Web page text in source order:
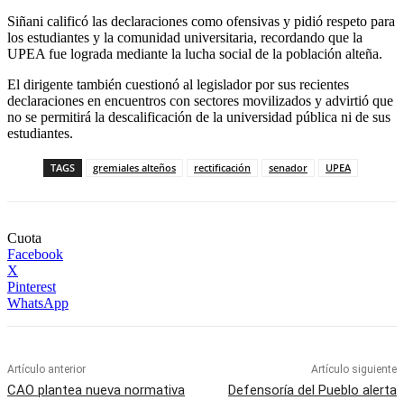
Siñani calificó las declaraciones como ofensivas y pidió respeto para
los estudiantes y la comunidad universitaria, recordando que la
UPEA fue lograda mediante la lucha social de la población alteña.
El dirigente también cuestionó al legislador por sus recientes
declaraciones en encuentros con sectores movilizados y advirtió que
no se permitirá la descalificación de la universidad pública ni de sus
estudiantes.
TAGS gremiales alteños rectificación senador UPEA
Cuota
Facebook
X
Pinterest
WhatsApp
Artículo anterior
CAO plantea nueva normativa
Artículo siguiente
Defensoría del Pueblo alerta